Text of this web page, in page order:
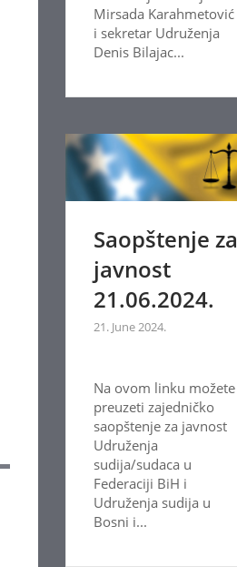
Mirsada Karahmetović
i sekretar Udruženja
Denis Bilajac...
Saopštenje za
javnost
21.06.2024.
21. June 2024.
Na ovom linku možete
preuzeti zajedničko
saopštenje za javnost
Udruženja
sudija/sudaca u
Federaciji BiH i
Udruženja sudija u
Bosni i...